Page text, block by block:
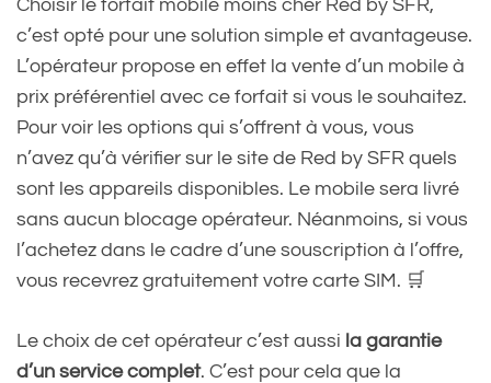
Choisir le forfait mobile moins cher Red by SFR,
c’est opté pour une solution simple et avantageuse.
L’opérateur propose en effet la vente d’un mobile à
prix préférentiel avec ce forfait si vous le souhaitez.
Pour voir les options qui s’offrent à vous, vous
n’avez qu’à vérifier sur le site de Red by SFR quels
sont les appareils disponibles. Le mobile sera livré
sans aucun blocage opérateur. Néanmoins, si vous
l’achetez dans le cadre d’une souscription à l’offre,
vous recevrez gratuitement votre carte SIM. 🛒
Le choix de cet opérateur c’est aussi la garantie
d’un service complet. C’est pour cela que la